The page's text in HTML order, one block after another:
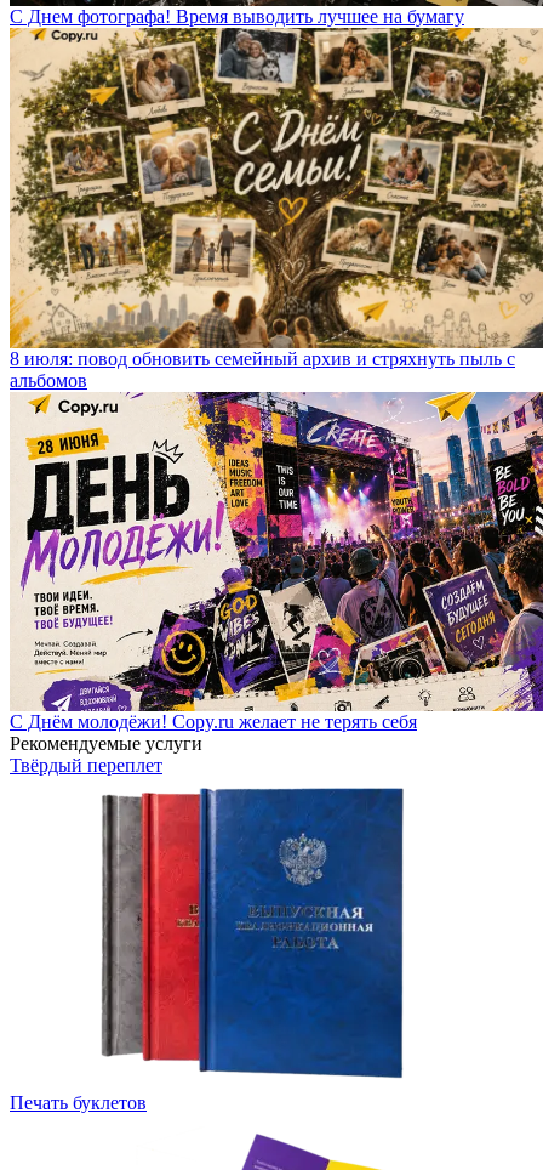
С Днем фотографа! Время выводить лучшее на бумагу
8 июля: повод обновить семейный архив и стряхнуть пыль с
альбомов
С Днём молодёжи! Copy.ru желает не терять себя
Рекомендуемые услуги
Твёрдый переплет
Печать буклетов